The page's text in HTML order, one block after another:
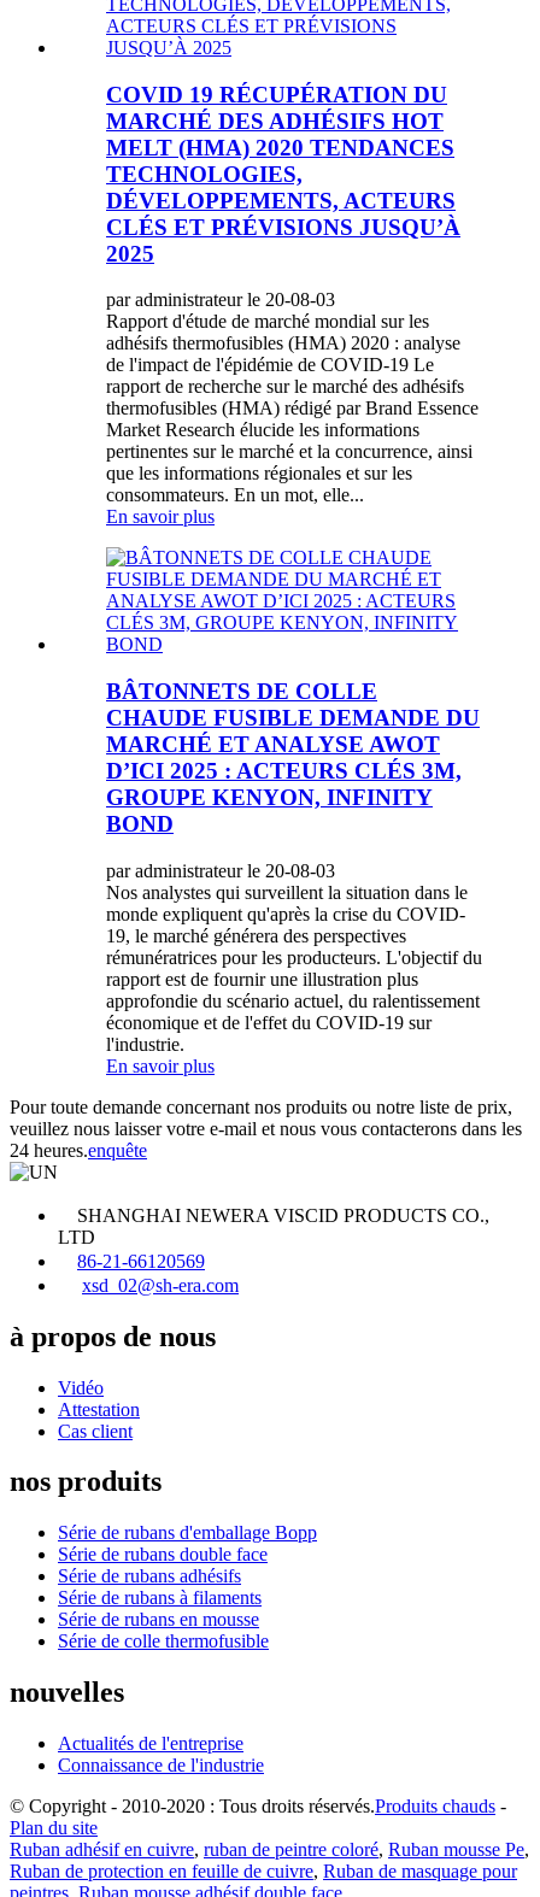
COVID 19 RÉCUPÉRATION DU
MARCHÉ DES ADHÉSIFS HOT
MELT (HMA) 2020 TENDANCES
TECHNOLOGIES,
DÉVELOPPEMENTS, ACTEURS
CLÉS ET PRÉVISIONS JUSQU’À
2025
par administrateur le 20-08-03
Rapport d'étude de marché mondial sur les
adhésifs thermofusibles (HMA) 2020 : analyse
de l'impact de l'épidémie de COVID-19 Le
rapport de recherche sur le marché des adhésifs
thermofusibles (HMA) rédigé par Brand Essence
Market Research élucide les informations
pertinentes sur le marché et la concurrence, ainsi
que les informations régionales et sur les
consommateurs. En un mot, elle...
En savoir plus
BÂTONNETS DE COLLE
CHAUDE FUSIBLE DEMANDE DU
MARCHÉ ET ANALYSE AWOT
D’ICI 2025 : ACTEURS CLÉS 3M,
GROUPE KENYON, INFINITY
BOND
par administrateur le 20-08-03
Nos analystes qui surveillent la situation dans le
monde expliquent qu'après la crise du COVID-
19, le marché générera des perspectives
rémunératrices pour les producteurs. L'objectif du
rapport est de fournir une illustration plus
approfondie du scénario actuel, du ralentissement
économique et de l'effet du COVID-19 sur
l'industrie.
En savoir plus
Pour toute demande concernant nos produits ou notre liste de prix,
veuillez nous laisser votre e-mail et nous vous contacterons dans les
24 heures.enquête
SHANGHAI NEWERA VISCID PRODUCTS CO.,
LTD
86-21-66120569
xsd_02@sh-era.com
à propos de nous
Vidéo
Attestation
Cas client
nos produits
Série de rubans d'emballage Bopp
Série de rubans double face
Série de rubans adhésifs
Série de rubans à filaments
Série de rubans en mousse
Série de colle thermofusible
nouvelles
Actualités de l'entreprise
Connaissance de l'industrie
© Copyright - 2010-2020 : Tous droits réservés.Produits chauds -
Plan du site
Ruban adhésif en cuivre, ruban de peintre coloré, Ruban mousse Pe,
Ruban de protection en feuille de cuivre, Ruban de masquage pour